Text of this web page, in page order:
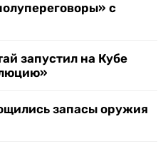
с
запустил на Кубе
запасы оружия